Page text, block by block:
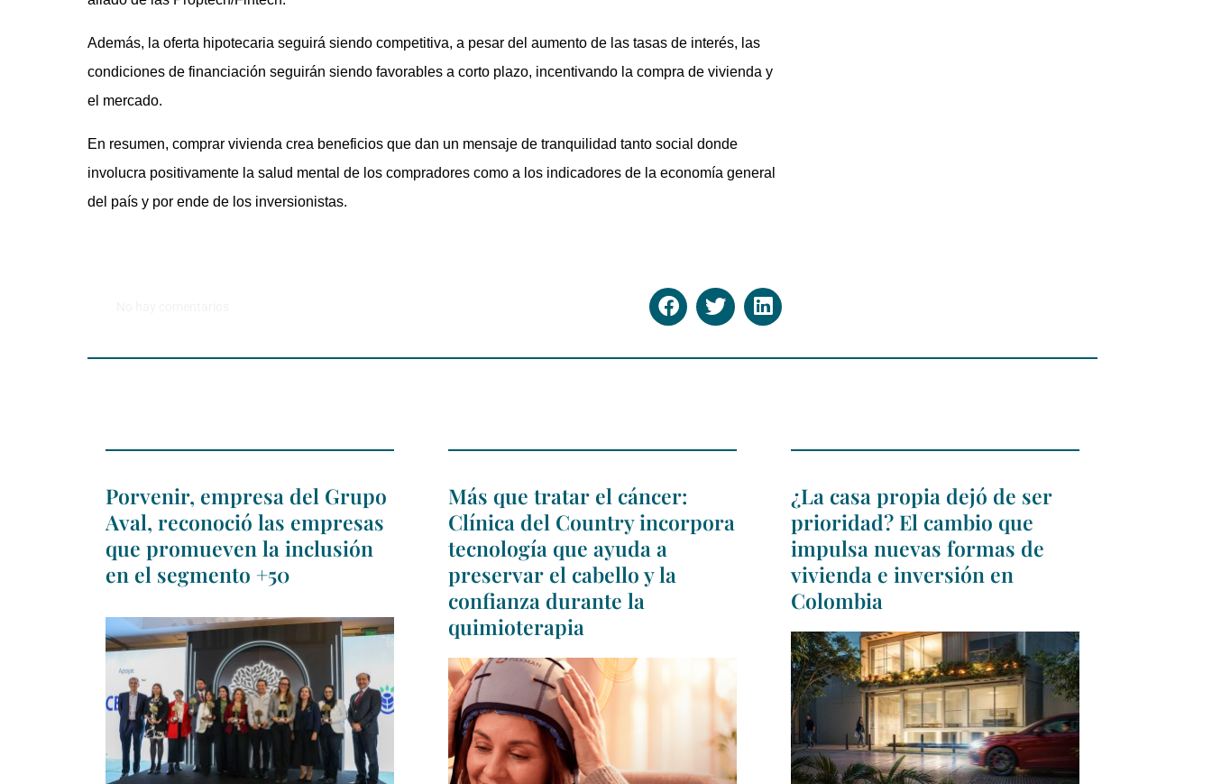
Además, la oferta hipotecaria seguirá siendo competitiva, a pesar del aumento de las tasas de interés, las
condiciones de financiación seguirán siendo favorables a corto plazo, incentivando la compra de vivienda y
el mercado.
En resumen, comprar vivienda crea beneficios que dan un mensaje de tranquilidad tanto social donde
involucra positivamente la salud mental de los compradores como a los indicadores de la economía general
del país y por ende de los inversionistas.
Porvenir, empresa del Grupo
Aval, reconoció las empresas
que promueven la inclusión
en el segmento +50
Más que tratar el cáncer:
Clínica del Country incorpora
tecnología que ayuda a
preservar el cabello y la
confianza durante la
quimioterapia
¿La casa propia dejó de ser
prioridad? El cambio que
impulsa nuevas formas de
vivienda e inversión en
Colombia